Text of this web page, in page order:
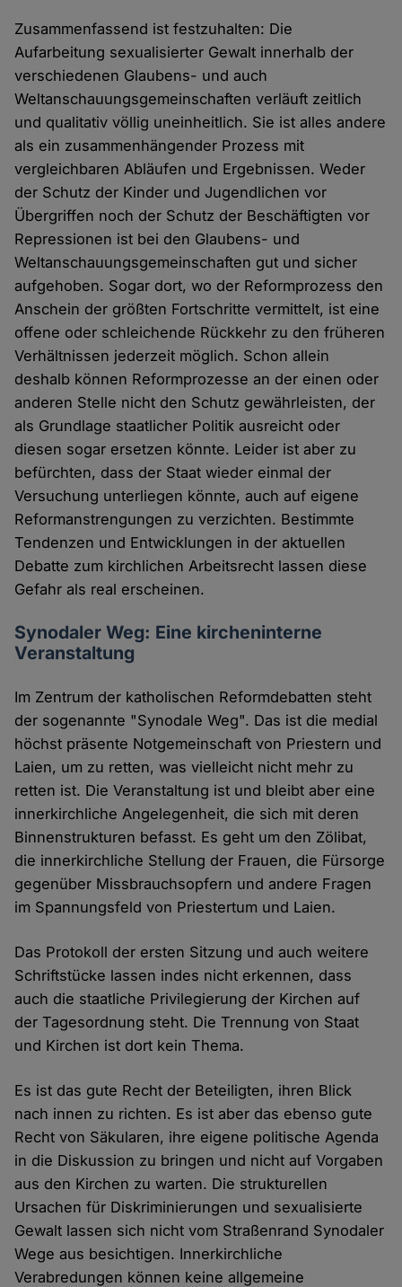
Zusammenfassend ist festzuhalten: Die
Aufarbeitung sexualisierter Gewalt innerhalb der
verschiedenen Glaubens- und auch
Weltanschauungsgemeinschaften verläuft zeitlich
und qualitativ völlig uneinheitlich. Sie ist alles andere
als ein zusammenhängender Prozess mit
vergleichbaren Abläufen und Ergebnissen. Weder
der Schutz der Kinder und Jugendlichen vor
Übergriffen noch der Schutz der Beschäftigten vor
Repressionen ist bei den Glaubens- und
Weltanschauungsgemeinschaften gut und sicher
aufgehoben. Sogar dort, wo der Reformprozess den
Anschein der größten Fortschritte vermittelt, ist eine
offene oder schleichende Rückkehr zu den früheren
Verhältnissen jederzeit möglich. Schon allein
deshalb können Reformprozesse an der einen oder
anderen Stelle nicht den Schutz gewährleisten, der
als Grundlage staatlicher Politik ausreicht oder
diesen sogar ersetzen könnte. Leider ist aber zu
befürchten, dass der Staat wieder einmal der
Versuchung unterliegen könnte, auch auf eigene
Reformanstrengungen zu verzichten. Bestimmte
Tendenzen und Entwicklungen in der aktuellen
Debatte zum kirchlichen Arbeitsrecht lassen diese
Gefahr als real erscheinen.
Synodaler Weg: Eine kircheninterne
Veranstaltung
Im Zentrum der katholischen Reformdebatten steht
der sogenannte "Synodale Weg". Das ist die medial
höchst präsente Notgemeinschaft von Priestern und
Laien, um zu retten, was vielleicht nicht mehr zu
retten ist. Die Veranstaltung ist und bleibt aber eine
innerkirchliche Angelegenheit, die sich mit deren
Binnenstrukturen befasst. Es geht um den Zölibat,
die innerkirchliche Stellung der Frauen, die Fürsorge
gegenüber Missbrauchsopfern und andere Fragen
im Spannungsfeld von Priestertum und Laien.
Das Protokoll der ersten Sitzung und auch weitere
Schriftstücke lassen indes nicht erkennen, dass
auch die staatliche Privilegierung der Kirchen auf
der Tagesordnung steht. Die Trennung von Staat
und Kirchen ist dort kein Thema.
Es ist das gute Recht der Beteiligten, ihren Blick
nach innen zu richten. Es ist aber das ebenso gute
Recht von Säkularen, ihre eigene politische Agenda
in die Diskussion zu bringen und nicht auf Vorgaben
aus den Kirchen zu warten. Die strukturellen
Ursachen für Diskriminierungen und sexualisierte
Gewalt lassen sich nicht vom Straßenrand Synodaler
Wege aus besichtigen. Innerkirchliche
Verabredungen können keine allgemeine